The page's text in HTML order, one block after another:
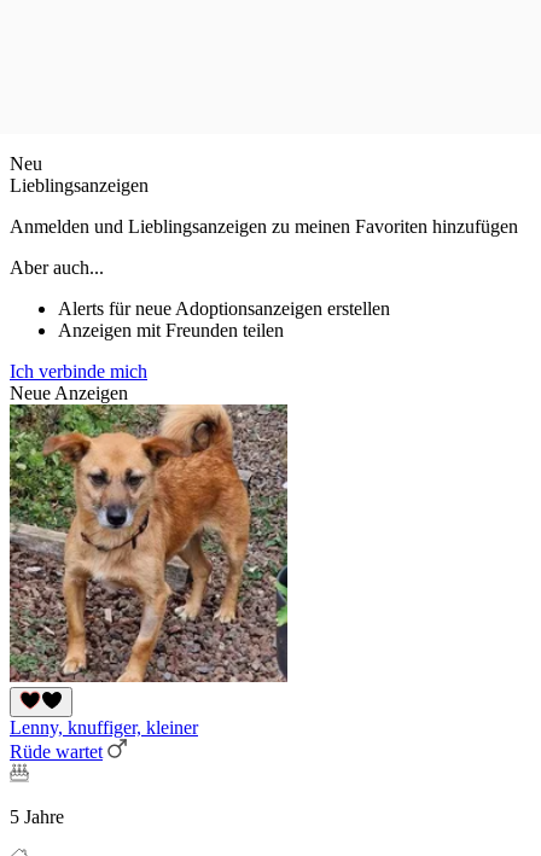
Neu
Lieblingsanzeigen
Anmelden und Lieblingsanzeigen zu meinen Favoriten hinzufügen
Aber auch...
Alerts für neue Adoptionsanzeigen erstellen
Anzeigen mit Freunden teilen
Ich verbinde mich
Neue Anzeigen
Lenny, knuffiger, kleiner
Rüde wartet
5 Jahre